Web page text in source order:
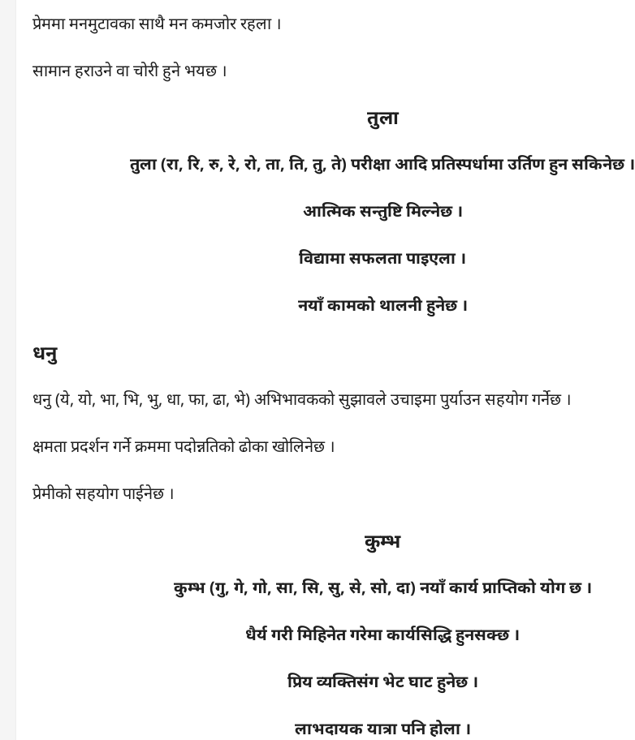
प्रेममा मनमुटावका साथै मन कमजोर रहला ।
सामान हराउने वा चोरी हुने भयछ ।
तुला
तुला (रा, रि, रु, रे, रो, ता, ति, तु, ते) परीक्षा आदि प्रतिस्पर्धामा उर्तिण हुन सकिनेछ ।
आत्मिक सन्तुष्टि मिल्नेछ ।
विद्यामा सफलता पाइएला ।
नयाँ कामको थालनी हुनेछ ।
धनु
धनु (ये, यो, भा, भि, भु, धा, फा, ढा, भे) अभिभावकको सुझावले उचाइमा पुर्याउन सहयोग गर्नेछ ।
क्षमता प्रदर्शन गर्ने क्रममा पदोन्नतिको ढोका खोलिनेछ ।
प्रेमीको सहयोग पाईनेछ ।
कुम्भ
कुम्भ (गु, गे, गो, सा, सि, सु, से, सो, दा) नयाँ कार्य प्राप्तिको योग छ ।
धैर्य गरी मिहिनेत गरेमा कार्यसिद्धि हुनसक्छ ।
प्रिय व्यक्तिसंग भेट घाट हुनेछ ।
लाभदायक यात्रा पनि होला ।